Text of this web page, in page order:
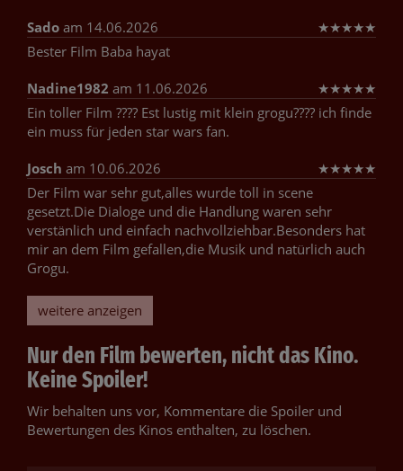
Sado am 14.06.2026 ★★★★★
Bester Film Baba hayat
Nadine1982 am 11.06.2026 ★★★★★
Ein toller Film ???? Est lustig mit klein grogu???? ich finde
ein muss für jeden star wars fan.
Josch am 10.06.2026 ★★★★★
Der Film war sehr gut,alles wurde toll in scene
gesetzt.Die Dialoge und die Handlung waren sehr
verstänlich und einfach nachvollziehbar.Besonders hat
mir an dem Film gefallen,die Musik und natürlich auch
Grogu.
weitere anzeigen
Nur den Film bewerten, nicht das Kino.
Keine Spoiler!
Wir behalten uns vor, Kommentare die Spoiler und
Bewertungen des Kinos enthalten, zu löschen.